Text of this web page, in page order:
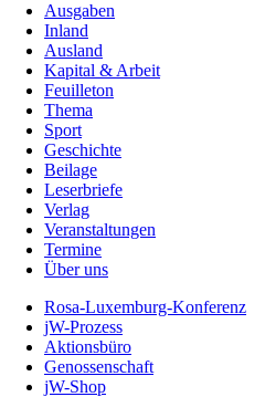
Ausgaben
Inland
Ausland
Kapital & Arbeit
Feuilleton
Thema
Sport
Geschichte
Beilage
Leserbriefe
Verlag
Veranstaltungen
Termine
Über uns
Rosa-Luxemburg-Konferenz
jW-Prozess
Aktionsbüro
Genossenschaft
jW-Shop